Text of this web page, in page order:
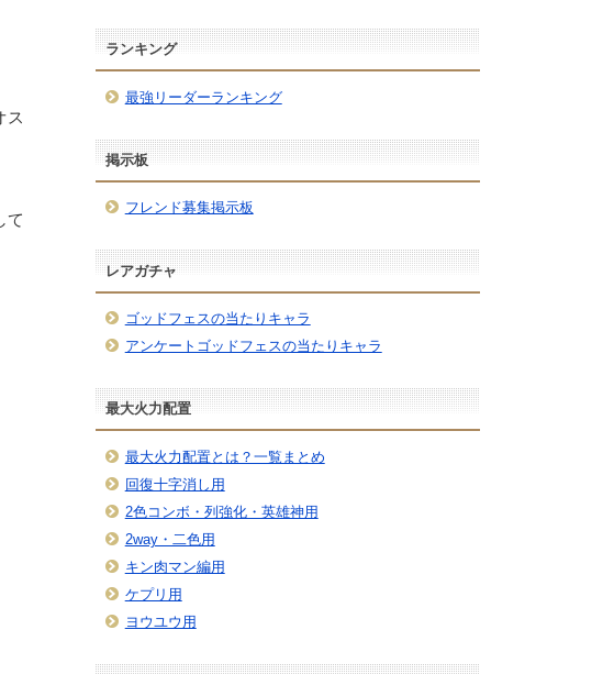
ス
て
ランキング
最強リーダーランキング
掲示板
フレンド募集掲示板
レアガチャ
ゴッドフェスの当たりキャラ
アンケートゴッドフェスの当たりキャラ
最大火力配置
最大火力配置とは？一覧まとめ
回復十字消し用
2色コンボ・列強化・英雄神用
2way・二色用
キン肉マン編用
ケプリ用
ヨウユウ用